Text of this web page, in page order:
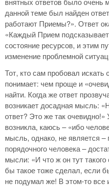
данной теме был найден
работают Приемы?». Ответ
«Каждый Прием
состояние ресурсов, и этим
изменение проблемной
Тот, кто сам пробовал искать
понимает: чем проще и
найти. Когда же ответ
возникает досадная мысль:
ответ? Это же так
возникла, каюсь – «ибо
мысль, однако, не является –
порядочного человека –
мысли: «И что ж он тут
бы такое тоже сделал, если
не подумал же! В этом-то